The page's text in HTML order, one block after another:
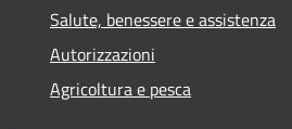
Salute, benessere e assistenza
Autorizzazioni
Agricoltura e pesca